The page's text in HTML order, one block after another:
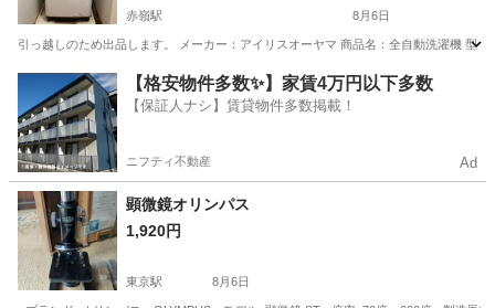
赤嶺駅 8月6日
引っ越しのため出品します。 メーカー：アイリスオーヤマ 商品名：全自動洗濯機 型
糸満市 赤嶺駅 生活家電
【格安物件多数✨】家賃4万円以下多数
【保証人ナシ】賃貸物件多数掲載！
ニフティ不動産 Ad
顕微鏡オリンパス
1,920円
東京駅 8月6日